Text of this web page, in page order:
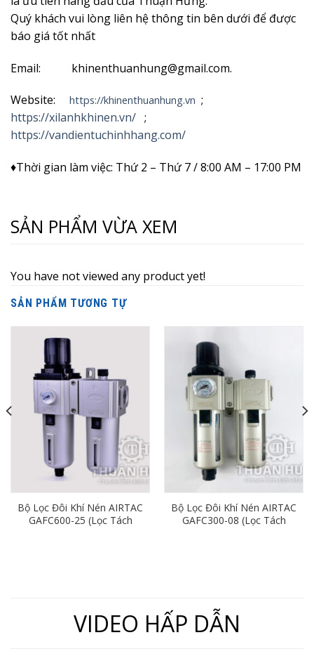
Quý khách vui lòng liên hệ thông tin bên dưới để được
báo giá tốt nhất
Email: khinenthuanhung@gmail.com.
Website: https://khinenthuanhung.vn ;
https://xilanhkhinen.vn/ ;
https://vandientuchinhhang.com/
♦Thời gian làm việc: Thứ 2 – Thứ 7 / 8:00 AM – 17:00 PM
SẢN PHẨM VỪA XEM
You have not viewed any product yet!
SẢN PHẨM TƯƠNG TỰ
Bộ Lọc Đôi Khí Nén AIRTAC
GAFC600-25 (Lọc Tách
Bộ Lọc Đôi Khí Nén AIRTAC
GAFC300-08 (Lọc Tách
VIDEO HẤP DẪN